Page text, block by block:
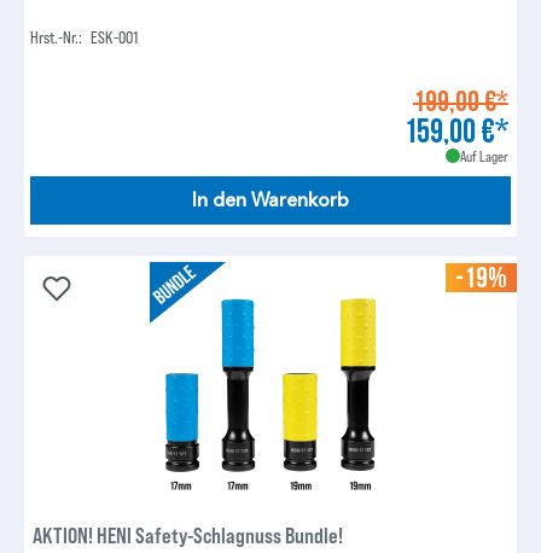
Hrst.-Nr.: ESK-001
199,00 €*
159,00 €*
Auf Lager
In den Warenkorb
-19%
AKTION! HENI Safety-Schlagnuss Bundle!